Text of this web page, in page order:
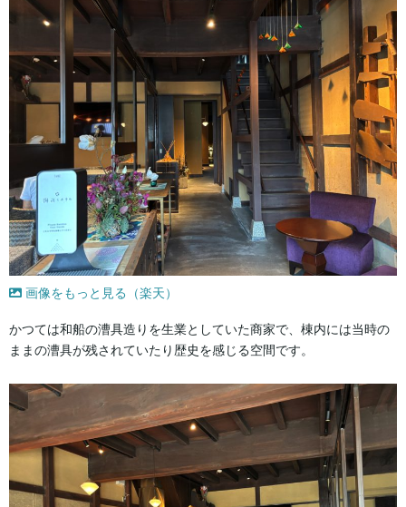
画像をもっと見る（楽天）
かつては和船の漕具造りを生業としていた商家で、棟内には当時の
ままの漕具が残されていたり歴史を感じる空間です。